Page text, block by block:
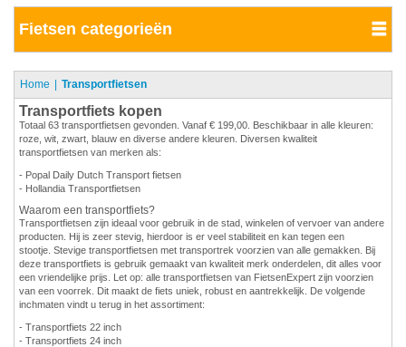
Fietsen categorieën
Home Transportfietsen
Transportfiets kopen
Totaal 63 transportfietsen gevonden. Vanaf € 199,00. Beschikbaar in alle kleuren:
roze, wit, zwart, blauw en diverse andere kleuren. Diversen kwaliteit
transportfietsen van merken als:
- Popal Daily Dutch Transport fietsen
- Hollandia Transportfietsen
Waarom een transportfiets?
Transportfietsen zijn ideaal voor gebruik in de stad, winkelen of vervoer van andere
producten. Hij is zeer stevig, hierdoor is er veel stabiliteit en kan tegen een
stootje. Stevige transportfietsen met transportrek voorzien van alle gemakken. Bij
deze transportfiets is gebruik gemaakt van kwaliteit merk onderdelen, dit alles voor
een vriendelijke prijs. Let op: alle transportfietsen van FietsenExpert zijn voorzien
van een voorrek. Dit maakt de fiets uniek, robust en aantrekkelijk. De volgende
inchmaten vindt u terug in het assortiment:
- Transportfiets 22 inch
- Transportfiets 24 inch